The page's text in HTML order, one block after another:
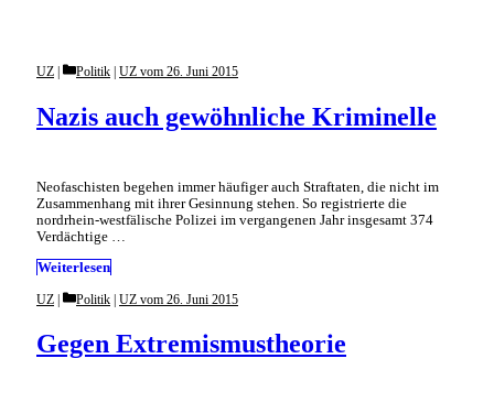
Nazis auch gewöhnliche Kriminelle
UZ Categories
Politik UZ vom 26. Juni 2015
Neofaschisten begehen immer häufiger auch Straftaten, die nicht im
Zusammenhang mit ihrer Gesinnung stehen. So registrierte die
nordrhein-westfälische Polizei im vergangenen Jahr insgesamt 374
Verdächtige …
Weiterlesen
Gegen Extremismustheorie
UZ Categories
Politik | UZ vom 26. Juni 2015